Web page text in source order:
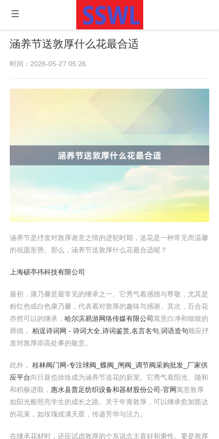
涵养节送敦厚什么花最合适
时间：2026-05-27 05:26
涵养节是抒发对敦厚谢意之情的进犯时期，送花是一种常见而温馨
的祝愿形势。那么，涵养节送敦厚什么花最合适呢？
上海硕亭祎科技有限公司
最初，康乃馨是最常见的继承之一。它秀气着感德与尊敬，尤其是
粉红色或白色康乃馨，代表着对敦厚的趣味与感谢。其次，百合花
亦然可以的继承， 哈尔滨易游网络传媒有限公司寓意白净和细致的
师德， 柏逞诗词网 - 诗词大全,诗词鉴赏,名言名句,词语造句 顺应抒
发对敦厚崇高处事的敬意。
此外， 桂林阀门网-专注球阀_蝶阀_闸阀_调节阀采购批发_厂家供
应平台向日葵也徐徐成为涵养节送花的新宠。它秀气着阳光、随和
和积极进取， 惠水县普足纺织设备和器材股份公司-官网寓意敦厚
如阳光般照亮学生的成长之路。关于年青敦厚，可以继承愈加豁达
的花束，如玫瑰或满天星，传递芳华与活力。
在继承花材时，还应试虑敦厚的个东说念主喜好和秉性。要是敦厚